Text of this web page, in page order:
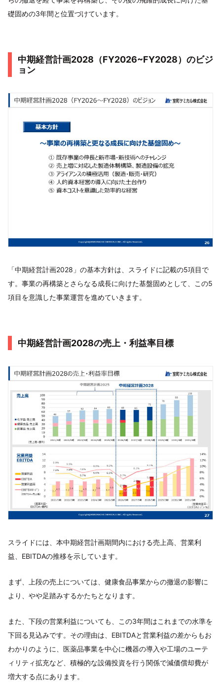
礎固めの3年間と位置づけています。
中期経営計画2028（FY2026~FY2028）のビジ
ョン
「中期経営計画2028」の基本方針は、スライドに記載の5項目で
す。事業の再構築とさらなる成長に向けた基盤固めとして、この5
項目を意識した事業運営を進めていきます。
中期経営計画2028の売上・利益率目標
スライドには、本中期経営計画期間内における売上高、営業利
益、EBITDAの推移を示しています。
まず、上段の売上については、健康食品事業からの撤退の影響に
より、やや足踏みするかたちとなります。
また、下段の営業利益についても、この3年間はこれまでの水準を
下回る見込みです。その理由は、EBITDAと営業利益の差からもお
わかりのように、医薬品事業を中心に機器の導入や工場のユーテ
ィリティ拡充など、積極的な設備投資を行う関係で減価償却費が
増大する点にあります。